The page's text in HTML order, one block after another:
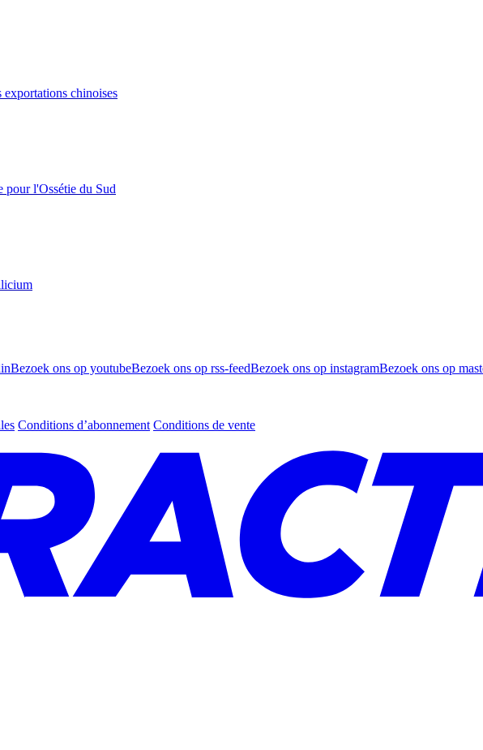
exportations chinoises
pour l'Ossétie du Sud
Bezoek ons op youtubeBezoek ons op rss-feedBezoek ons op instagramBezoek ons op
Conditions d’abonnement Conditions de vente